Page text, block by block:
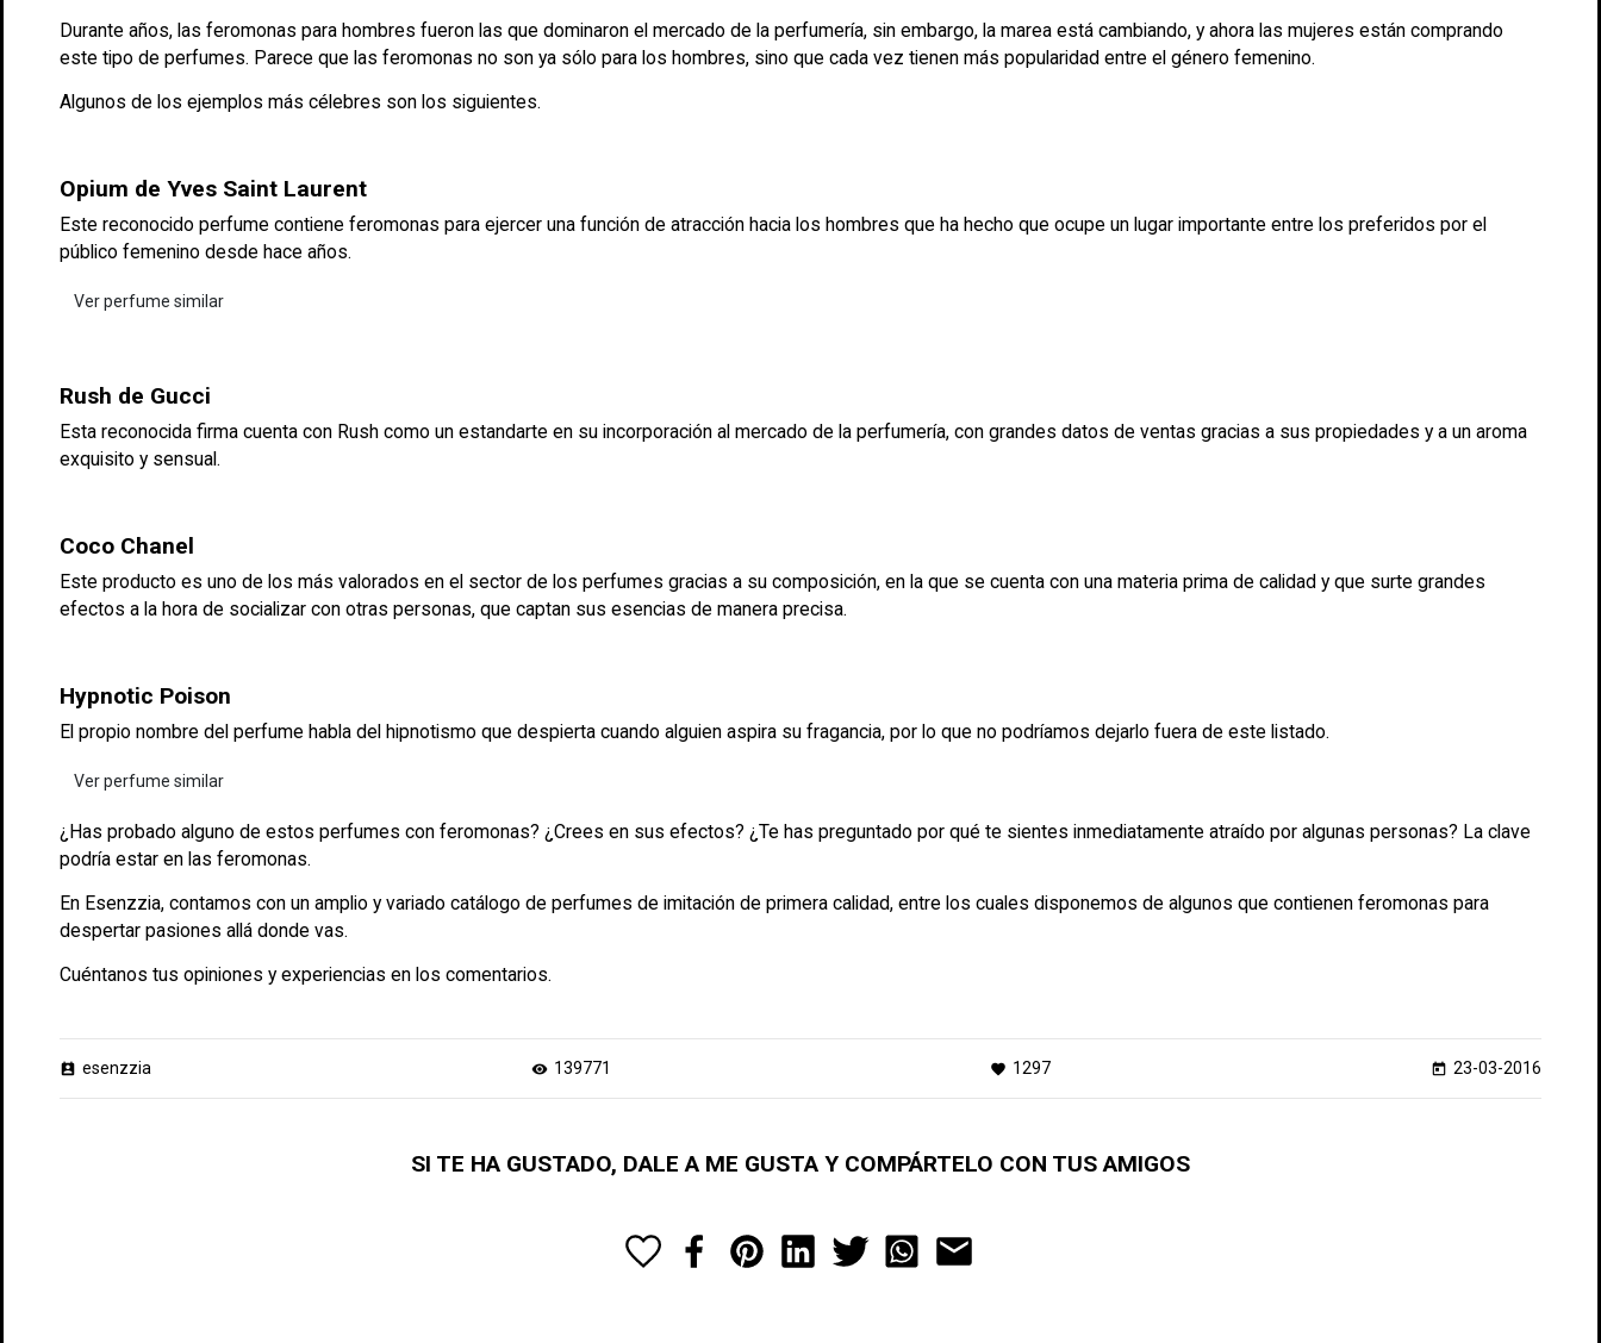
Durante años, las feromonas para hombres fueron las que dominaron el mercado de la perfumería, sin embargo, la marea está cambiando, y ahora las mujeres están comprando
este tipo de perfumes. Parece que las feromonas no son ya sólo para los hombres, sino que cada vez tienen más popularidad entre el género femenino.
Algunos de los ejemplos más célebres son los siguientes.
Opium de Yves Saint Laurent
Este reconocido perfume contiene feromonas para ejercer una función de atracción hacia los hombres que ha hecho que ocupe un lugar importante entre los preferidos por el
público femenino desde hace años.
Ver perfume similar
Rush de Gucci
Esta reconocida firma cuenta con Rush como un estandarte en su incorporación al mercado de la perfumería, con grandes datos de ventas gracias a sus propiedades y a un aroma
exquisito y sensual.
Coco Chanel
Este producto es uno de los más valorados en el sector de los perfumes gracias a su composición, en la que se cuenta con una materia prima de calidad y que surte grandes
efectos a la hora de socializar con otras personas, que captan sus esencias de manera precisa.
Hypnotic Poison
El propio nombre del perfume habla del hipnotismo que despierta cuando alguien aspira su fragancia, por lo que no podríamos dejarlo fuera de este listado.
Ver perfume similar
¿Has probado alguno de estos perfumes con feromonas? ¿Crees en sus efectos? ¿Te has preguntado por qué te sientes inmediatamente atraído por algunas personas? La clave
podría estar en las feromonas.
En Esenzzia, contamos con un amplio y variado catálogo de perfumes de imitación de primera calidad, entre los cuales disponemos de algunos que contienen feromonas para
despertar pasiones allá donde vas.
Cuéntanos tus opiniones y experiencias en los comentarios.
perm_contact_calendar esenzzia visibility 139771 favorite 1297 today 23-03-2016
SI TE HA GUSTADO, DALE A ME GUSTA Y COMPÁRTELO CON TUS AMIGOS